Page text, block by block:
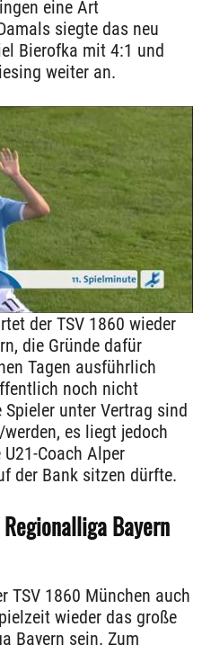
eine Art
siegte das neu
Bierofka mit 4:1 und
weiter an.
der TSV 1860 wieder
die Gründe dafür
Tagen ausführlich
noch nicht
unter Vertrag sind
es liegt jedoch
Coach Alper
der Bank sitzen dürfte.
Bayern
TSV 1860 München auch
wieder das große
Bayern sein. Zum